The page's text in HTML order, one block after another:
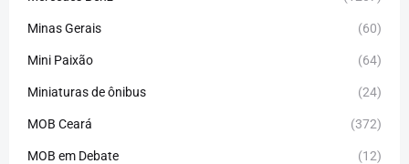
Minas Gerais (60)
Mini Paixão (64)
Miniaturas de ônibus (24)
MOB Ceará (372)
MOB em Debate (12)